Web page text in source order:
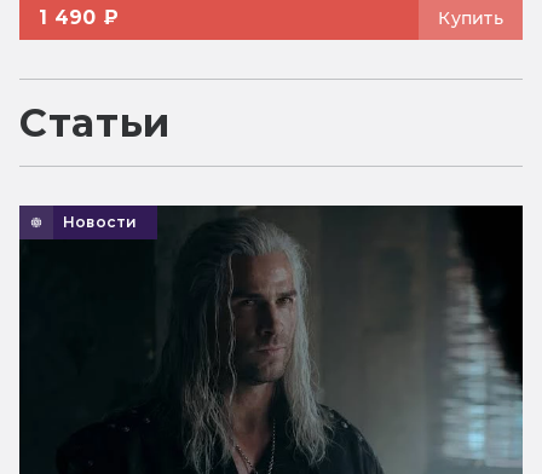
1 490 ₽ Купить
Статьи
Новости